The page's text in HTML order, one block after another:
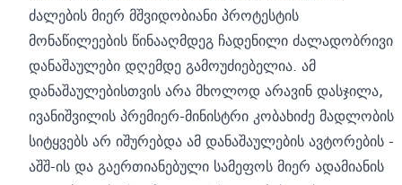
ძალების მიერ მშვიდობიანი პროტესტის
მონაწილეების წინააღმდეგ ჩადენილი ძალადობრივი
დანაშაულები დღემდე გამოუძიებელია. ამ
დანაშაულებისთვის არა მხოლოდ არავინ დასჯილა,
ივანიშვილის პრემიერ-მინისტრი კობახიძე მადლობის
სიტყვებს არ იშურებდა ამ დანაშაულების ავტორების -
აშშ-ის და გაერთიანებული სამეფოს მიერ ადამიანის